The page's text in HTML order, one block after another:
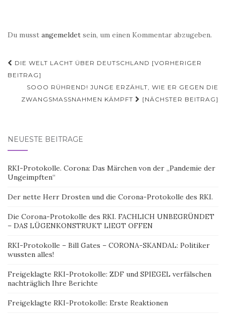
Du musst angemeldet sein, um einen Kommentar abzugeben.
Beitragsnavigation
DIE WELT LACHT ÜBER DEUTSCHLAND [VORHERIGER
BEITRAG]
SOOO RÜHREND! JUNGE ERZÄHLT, WIE ER GEGEN DIE
ZWANGSMASSNAHMEN KÄMPFT
[NÄCHSTER BEITRAG]
NEUESTE BEITRÄGE
RKI-Protokolle. Corona: Das Märchen von der „Pandemie der
Ungeimpften“
Der nette Herr Drosten und die Corona-Protokolle des RKI.
Die Corona-Protokolle des RKI. FACHLICH UNBEGRÜNDET
– DAS LÜGENKONSTRUKT LIEGT OFFEN
RKI-Protokolle – Bill Gates – CORONA-SKANDAL: Politiker
wussten alles!
Freigeklagte RKI-Protokolle: ZDF und SPIEGEL verfälschen
nachträglich Ihre Berichte
Freigeklagte RKI-Protokolle: Erste Reaktionen